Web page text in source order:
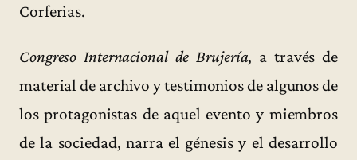
Corferias.
Congreso Internacional de Brujería, a través de
material de archivo y testimonios de algunos de
los protagonistas de aquel evento y miembros
de la sociedad, narra el génesis y el desarrollo